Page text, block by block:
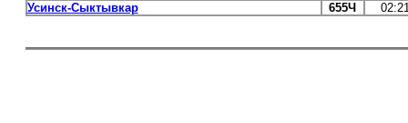
Усинск-Сыктывкар
655Ч